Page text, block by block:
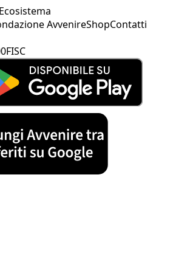
Ecosistema
AvvenireShopContatti
FISC